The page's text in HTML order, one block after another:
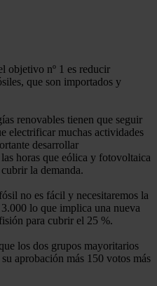
objetivo nº 1 es reducir
que son importados y
renovables tienen que seguir
electrificar muchas actividades
desarrollar
horas que eólica y fotovoltaica
la demanda.
no es fácil y necesitaremos la
lo que implica una nueva
para cubrir el 25 %.
los dos grupos mayoritarios
aprobación más 150 votos más